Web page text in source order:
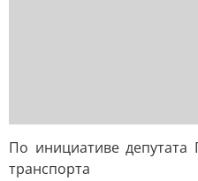
По инициативе депутата
транспорта